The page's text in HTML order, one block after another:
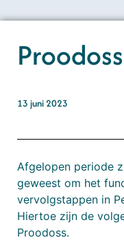
13 juni 2023
Afgelopen periode
geweest om het
vervolgstappen in
Hiertoe zijn de
Proodoss.